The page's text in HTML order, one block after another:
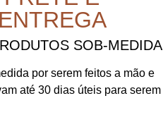
SOB-MEDIDA
por serem feitos a mão e
até 30 dias úteis para serem